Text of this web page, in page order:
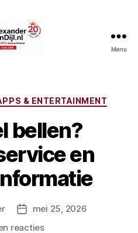
Menu
Categorieën
& ENTERTAINMENT
bellen?
en
Berichtdatum
mei 25, 2026
reactiesop